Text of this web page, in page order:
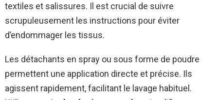
textiles et salissures. Il est crucial de suivre
scrupuleusement les instructions pour éviter
d’endommager les tissus.
Les détachants en spray ou sous forme de poudre
permettent une application directe et précise. Ils
agissent rapidement, facilitant le lavage habituel.